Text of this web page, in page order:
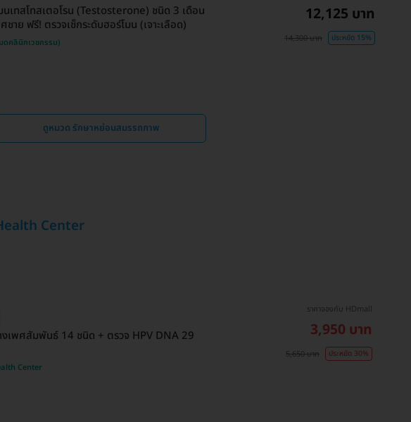
นเทสโทสเตอโรน (Testosterone) ชนิด 3 เดือน
าย ฟรี! ตรวจเช็กระดับฮอร์โมน (เจาะเลือด)
คลินิกเวชกรรม)
12,125 บาท
14,300 บาท ประหยัด 15%
ดูหมวด รักษาหย่อนสมรรถภาพ
Center
งเพศสัมพันธ์ 14 ชนิด + ตรวจ HPV DNA 29
Center
ราคาจองกับ HDmall
3,950 บาท
5,650 บาท ประหยัด 30%